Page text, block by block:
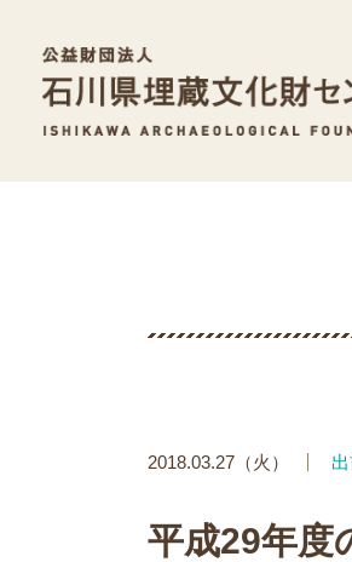
2018.03.27（火）
平成29年度